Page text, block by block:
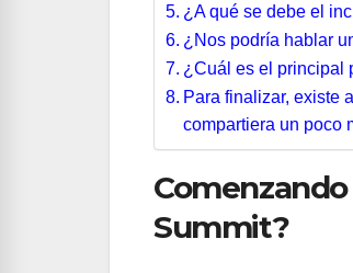
¿A qué se debe el
¿Nos podría hablar
¿Cuál es el principal
Para finalizar, existe
compartiera un poco
Summit?